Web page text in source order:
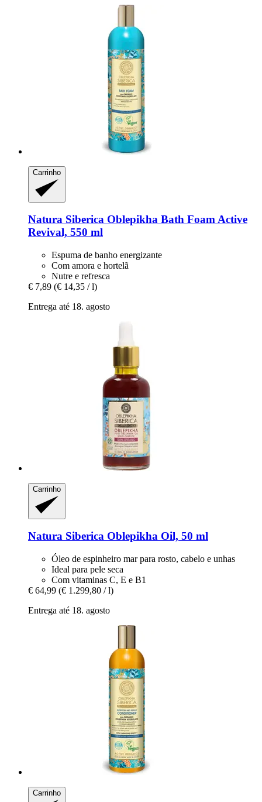
Carrinho
Natura Siberica Oblepikha Bath Foam Active
Revival, 550 ml
Espuma de banho energizante
Com amora e hortelã
Nutre e refresca
€ 7,89 (€ 14,35 / l)
Entrega até 18. agosto
Carrinho
Natura Siberica Oblepikha Oil, 50 ml
Óleo de espinheiro mar para rosto, cabelo e unhas
Ideal para pele seca
Com vitaminas C, E e B1
€ 64,99 (€ 1.299,80 / l)
Entrega até 18. agosto
Carrinho